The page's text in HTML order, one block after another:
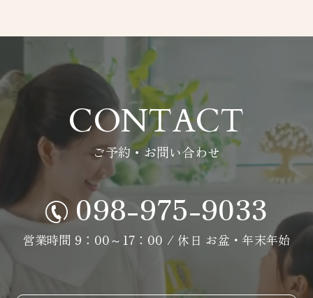
CONTACT
ご予約・お問い合わせ
098-975-9033
営業時間 9：00～17：00 / 休日 お盆・年末年始